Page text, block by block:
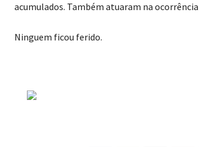
acumulados. Também atuaram na
Ninguem ficou ferido.